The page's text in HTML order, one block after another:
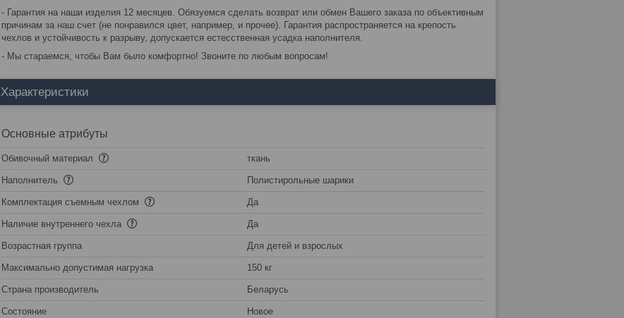
- Гарантия на наши изделия 12 месяцев. Обязуемся сделать возврат или обмен Вашего заказа по объективным
причинам за наш счет (не понравился цвет, например, и прочее). Гарантия распространяется на крепость
чехлов и устойчивость к разрыву, допускается естесственная усадка наполнителя.
- Мы стараемся, чтобы Вам было комфортно! Звоните по любым вопросам!
Характеристики
Основные атрибуты
Обивочный материал ткань
Наполнитель Полистирольные шарики
Комплектация съемным чехлом Да
Наличие внутреннего чехла Да
Возрастная группа Для детей и взрослых
Максимально допустимая нагрузка 150 кг
Страна производитель Беларусь
Состояние Новое